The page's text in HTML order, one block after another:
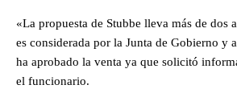
«La propuesta de Stubbe lleva más de dos
es considerada por la Junta de Gobierno y
ha aprobado la venta ya que solicitó
el funcionario.